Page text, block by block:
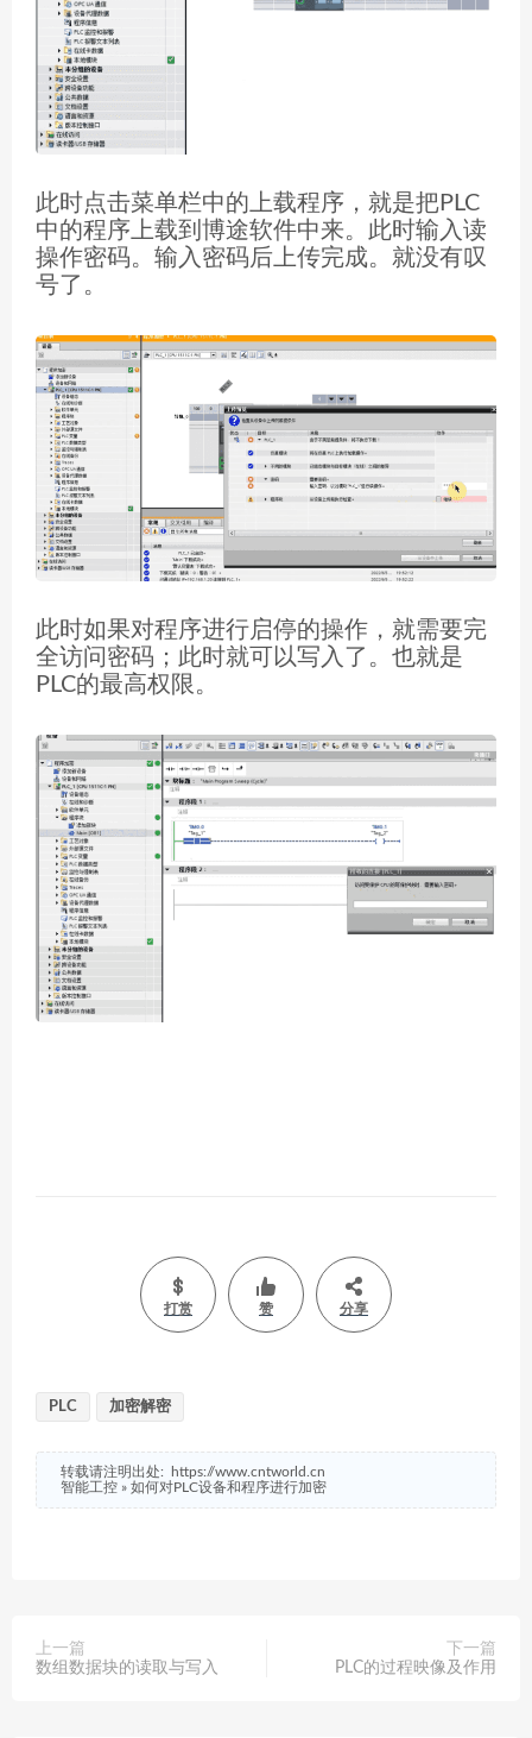
此时点击菜单栏中的上载程序，就是把PLC
中的程序上载到博途软件中来。此时输入读
操作密码。输入密码后上传完成。就没有叹
号了。
此时如果对程序进行启停的操作，就需要完
全访问密码；此时就可以写入了。也就是
PLC的最高权限。
打赏 赞 分享
PLC 加密解密
转载请注明出处:
https://www.cntworld.cn
智能工控 » 如何对PLC设备和程序进行加密
上一篇
数组数据块的读取与写入
下一篇
PLC的过程映像及作用